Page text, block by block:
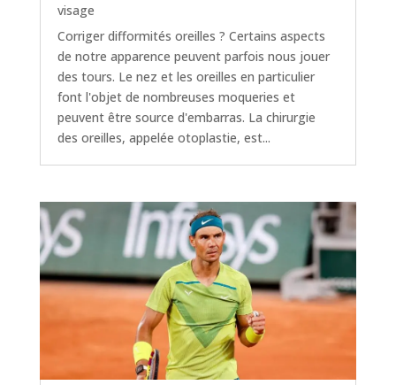
visage
Corriger difformités oreilles ? Certains aspects
de notre apparence peuvent parfois nous jouer
des tours. Le nez et les oreilles en particulier
font l'objet de nombreuses moqueries et
peuvent être source d'embarras. La chirurgie
des oreilles, appelée otoplastie, est...